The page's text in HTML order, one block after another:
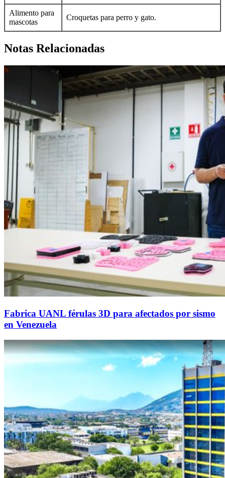
Alimento para
mascotas
Croquetas para perro y gato.
Notas Relacionadas
Fabrica UANL férulas 3D para afectados por sismo
en Venezuela